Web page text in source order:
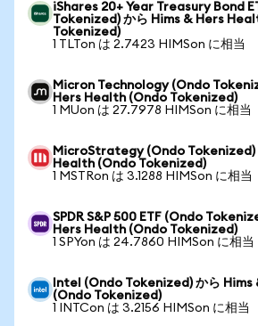
iShares 20+ Year Treasury Bond
Tokenized) から Hims & Hers
Tokenized)
1 TLTon は 2.7423 HIMSon に相当
Micron Technology (Ondo
Hers Health (Ondo Tokenized)
1 MUon は 27.7978 HIMSon に相当
MicroStrategy (Ondo Tokenized)
Health (Ondo Tokenized)
1 MSTRon は 3.1288 HIMSon に相当
SPDR S&P 500 ETF (Ondo
Hers Health (Ondo Tokenized)
1 SPYon は 24.7860 HIMSon に相当
Intel (Ondo Tokenized) から
(Ondo Tokenized)
1 INTCon は 3.2156 HIMSon に相当